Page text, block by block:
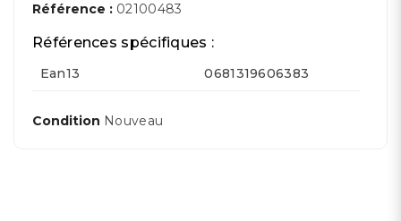
Référence : 02100483
Références spécifiques :
Ean13 0681319606383
Condition Nouveau